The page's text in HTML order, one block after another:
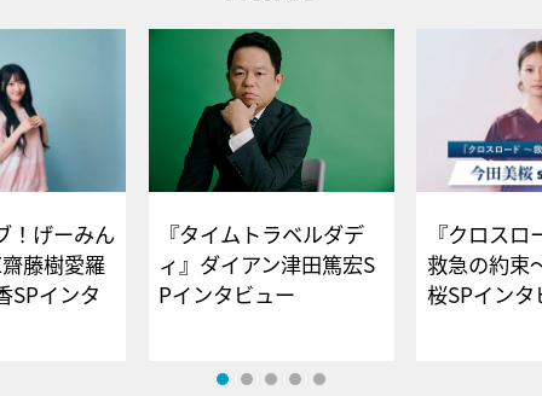
！げーみん
藤樹愛羅
SPインタ
『タイムトラベルダデ
ィ』ダイアン津田篤宏S
Pインタビュー
『クロス
救急の約束
桜SPイ